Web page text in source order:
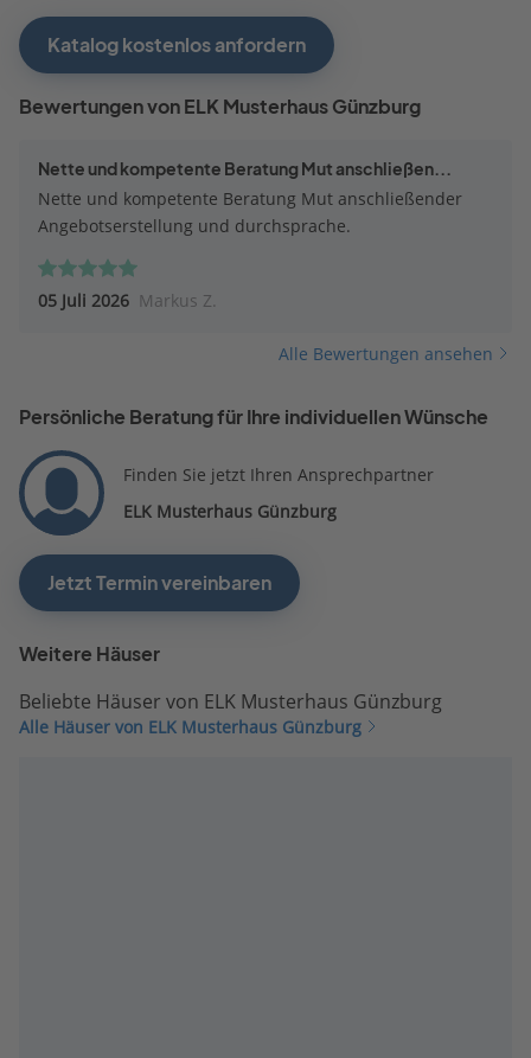
Katalog kostenlos anfordern
Bewertungen von ELK Musterhaus Günzburg
Nette und kompetente Beratung Mut anschließen...
Nette und kompetente Beratung Mut anschließender
Angebotserstellung und durchsprache.
05 Juli 2026 Markus Z.
Alle Bewertungen ansehen
Persönliche Beratung für Ihre individuellen Wünsche
Finden Sie jetzt Ihren Ansprechpartner
ELK Musterhaus Günzburg
Jetzt Termin vereinbaren
Weitere Häuser
Beliebte Häuser von ELK Musterhaus Günzburg
Alle Häuser von ELK Musterhaus Günzburg